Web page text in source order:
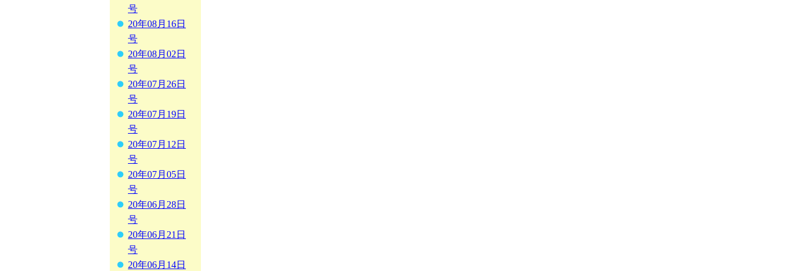
号
20年08月16日
号
20年08月02日
号
20年07月26日
号
20年07月19日
号
20年07月12日
号
20年07月05日
号
20年06月28日
号
20年06月21日
号
20年06月14日